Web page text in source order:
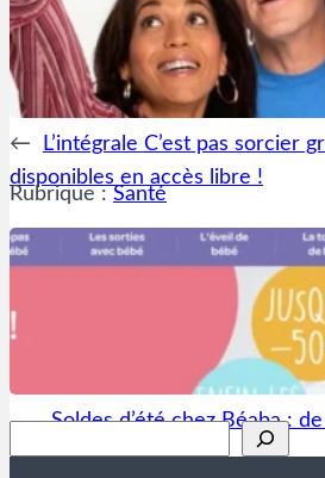
←
L’intégrale C’est pas sorcier
disponibles en accès libre !
Rubrique : Santé
Soldes d’été chez Béaba :